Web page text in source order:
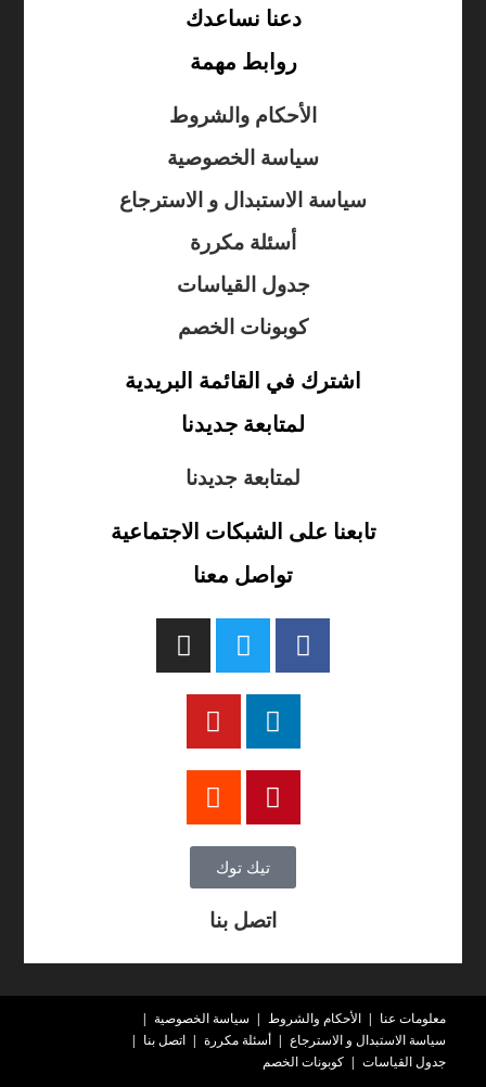
دعنا نساعدك
روابط مهمة
الأحكام والشروط
سياسة الخصوصية
سياسة الاستبدال و الاسترجاع
أسئلة مكررة
جدول القياسات
كوبونات الخصم
اشترك في القائمة البريدية
لمتابعة جديدنا
لمتابعة جديدنا
تابعنا على الشبكات الاجتماعية
تواصل معنا
تيك توك
اتصل بنا
معلومات عنا الأحكام والشروط
سياسة الخصوصية
سياسة الاستبدال و الاسترجاع
أسئلة مكررة
اتصل بنا
جدول القياسات
كوبونات الخصم